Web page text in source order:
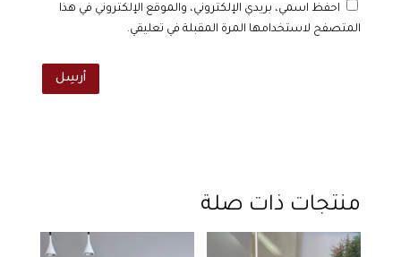
احفظ اسمي، بريدي الإلكتروني، والموقع الإلكتروني في هذا
المتصفح لاستخدامها المرة المقبلة في تعليقي.
أرسِل
منتجات ذات صلة